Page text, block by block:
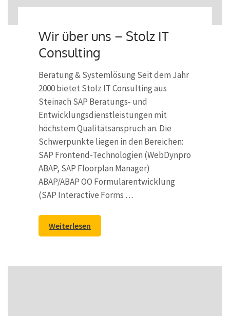
Wir über uns – Stolz IT
Consulting
Beratung & Systemlösung Seit dem Jahr
2000 bietet Stolz IT Consulting aus
Steinach SAP Beratungs- und
Entwicklungsdienstleistungen mit
höchstem Qualitätsanspruch an. Die
Schwerpunkte liegen in den Bereichen:
SAP Frontend-Technologien (WebDynpro
ABAP, SAP Floorplan Manager)
ABAP/ABAP OO Formularentwicklung
(SAP Interactive Forms …
Weiterlesen